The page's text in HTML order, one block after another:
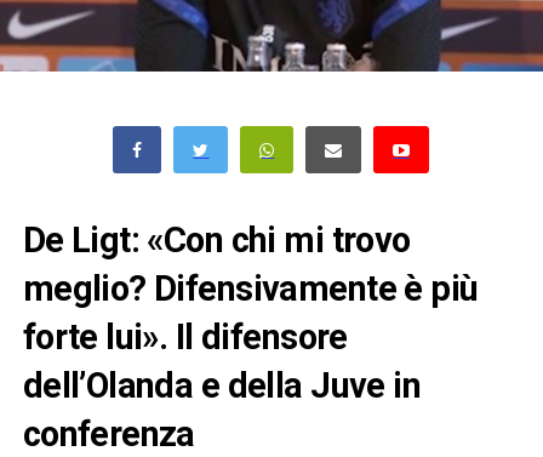
De Ligt: «Con chi mi trovo
meglio? Difensivamente è più
forte lui». Il difensore
dell’Olanda e della Juve in
conferenza